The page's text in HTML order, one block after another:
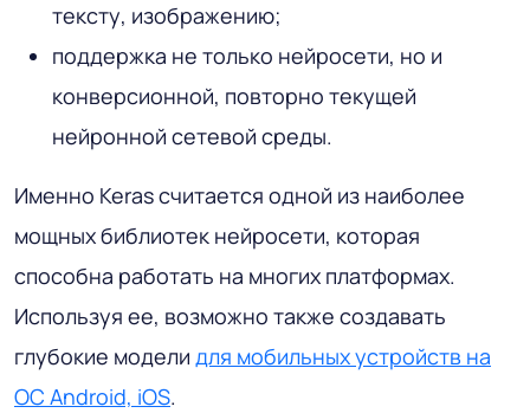
тексту, изображению;
поддержка не только нейросети, но и
конверсионной, повторно текущей
нейронной сетевой среды.
Именно Keras считается одной из наиболее
мощных библиотек нейросети, которая
способна работать на многих платформах.
Используя ее, возможно также создавать
глубокие модели для мобильных устройств на
ОС Android, iOS.